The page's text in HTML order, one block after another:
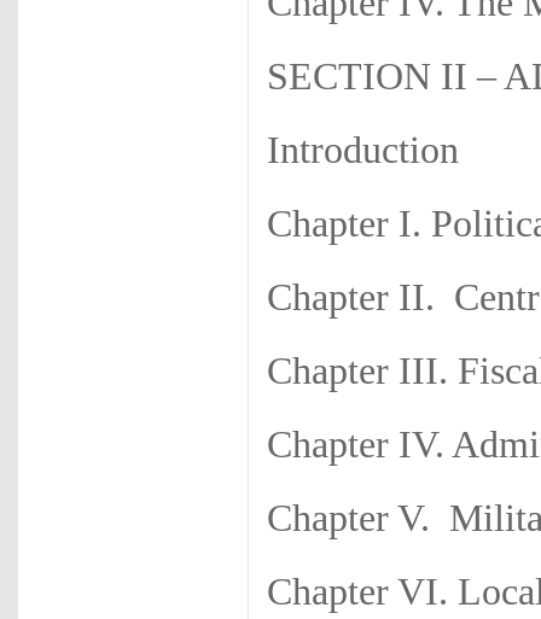
SECTION II –
Introduction
Chapter I.
Chapter II.
Chapter III.
Chapter IV.
Chapter V.
Chapter VI.